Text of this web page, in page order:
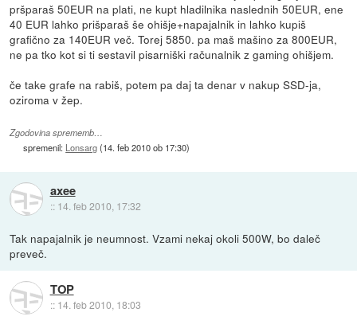
pršparaš 50EUR na plati, ne kupt hladilnika naslednih 50EUR, ene
40 EUR lahko prišparaš še ohišje+napajalnik in lahko kupiš
grafično za 140EUR več. Torej 5850. pa maš mašino za 800EUR,
ne pa tko kot si ti sestavil pisarniški računalnik z gaming ohišjem.
če take grafe na rabiš, potem pa daj ta denar v nakup SSD-ja,
oziroma v žep.
Zgodovina sprememb…
spremenil: Lonsarg(14. feb 2010 ob 17:30)
axee
:: 14. feb 2010, 17:32
Tak napajalnik je neumnost. Vzami nekaj okoli 500W, bo daleč
preveč.
TOP
:: 14. feb 2010, 18:03